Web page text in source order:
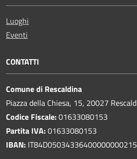
Luoghi
Eventi
CONTATTI
Comune di Rescaldina
Piazza della Chiesa, 15, 20027
Codice Fiscale:01633080153
Partita IVA:01633080153
IBAN: